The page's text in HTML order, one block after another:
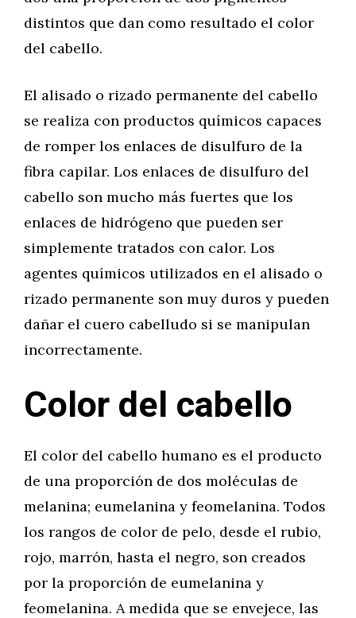
distintos que dan como resultado el color
del cabello.
El alisado o rizado permanente del cabello
se realiza con productos químicos capaces
de romper los enlaces de disulfuro de la
fibra capilar. Los enlaces de disulfuro del
cabello son mucho más fuertes que los
enlaces de hidrógeno que pueden ser
simplemente tratados con calor. Los
agentes químicos utilizados en el alisado o
rizado permanente son muy duros y pueden
dañar el cuero cabelludo si se manipulan
incorrectamente.
Color del cabello
El color del cabello humano es el producto
de una proporción de dos moléculas de
melanina; eumelanina y feomelanina. Todos
los rangos de color de pelo, desde el rubio,
rojo, marrón, hasta el negro, son creados
por la proporción de eumelanina y
feomelanina. A medida que se envejece, las